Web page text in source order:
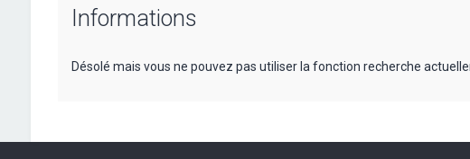
Informations
Désolé mais vous ne pouvez pas utiliser la fonction recherche